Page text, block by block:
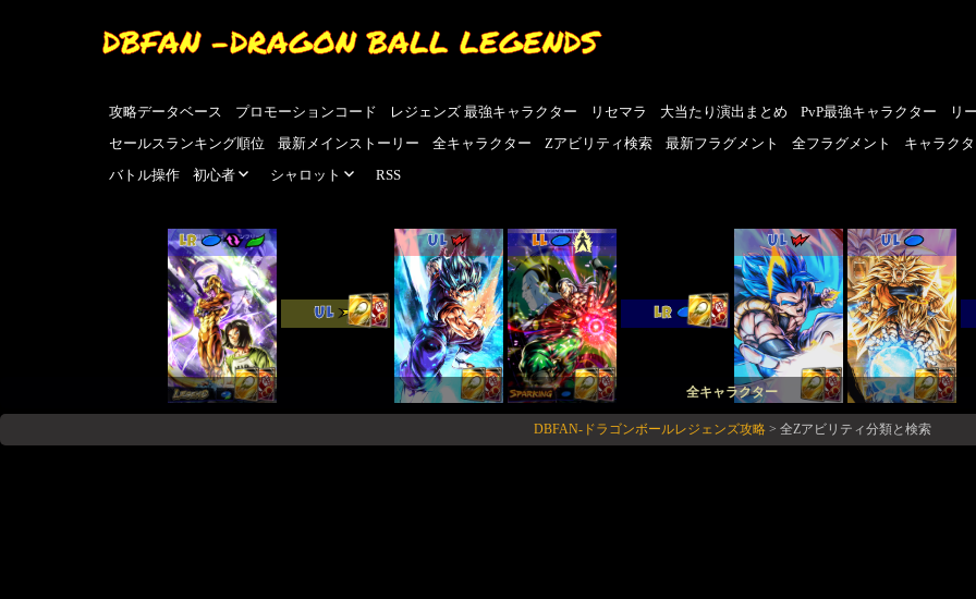
DBFAN -DRAGON BALL LEGENDS
攻略データベース プロモーションコード レジェンズ 最強キャラクター リセマラ 大当たり演出まとめ PvP最強キャラクター
リ
セールスランキング順位
最新メインストーリー 全キャラクター Zアビリティ検索 最新フラグメント 全フラグメント
キャラク
バトル操作
初心者 シャロット RSS
LR
UL
UL LL
LR
UL UL
全キャラクター
DBFAN-ドラゴンボールレジェンズ攻略> 全Zアビリティ分類と検索